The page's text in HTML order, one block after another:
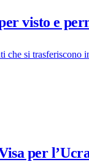
visto e
che si trasferiscono
per